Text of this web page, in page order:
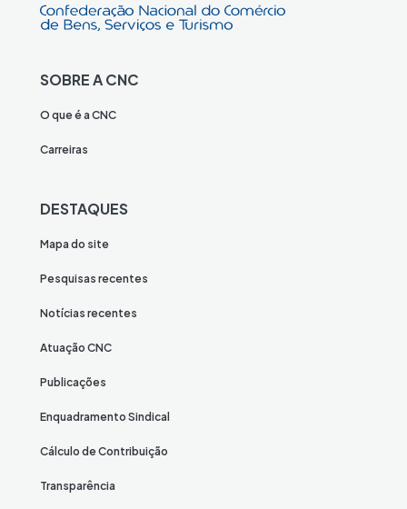
SOBRE A CNC
O que é a CNC
Carreiras
DESTAQUES
Mapa do site
Pesquisas recentes
Notícias recentes
Atuação CNC
Publicações
Enquadramento Sindical
Cálculo de Contribuição
Transparência